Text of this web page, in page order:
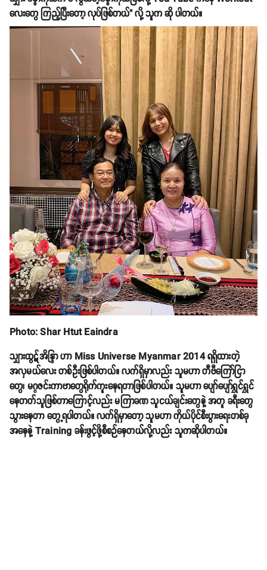
လေးတွေ ကြည့်ပြီးတော့ လုပ်ဖြစ်တယ်" လို့ သူက ဆို ပါတယ်။
Photo: Shar Htut Eaindra
သျှားထွဋ်အိန္ဒြာ ဟာ Miss Universe Myanmar 2014 ရရှိထားတဲ့
အလှမယ်လေး တစ်ဦးဖြစ်ပါတယ်။ လက်ရှိမှာလည်း သူမဟာ တီဗီကြော်ငြာ
တွေ၊ မဂ္ဂဇင်းကာဗာတွေရိုက်ကူးနေရတာဖြစ်ပါတယ်။ သူမဟာ ပျော်ပျော်ရွှင်ရွှင်
နေတတ်သူဖြစ်တာကြောင့်လည်း မကြာခဏ သူငယ်ချင်းတွေနဲ့ အတူ ခရီးတွေ
သွားနေတာ တွေ့ရပါတယ်။ လက်ရှိမှာတော့ သူမဟာ ကိုယ်ပိုင်စီးပွားရေးတစ်ခု
အနေနဲ့ Training ခန်းဖွင့်ဖို့စီစဉ်နေတယ်လို့လည်း သူကဆိုပါတယ်။